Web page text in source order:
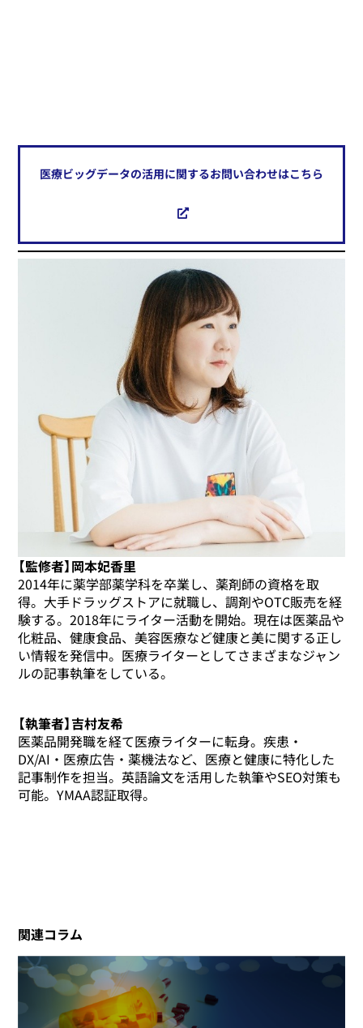
医療ビッグデータの活用に関するお問い合わせはこちら
【監修者】岡本妃香里
2014年に薬学部薬学科を卒業し、薬剤師の資格を取
得。大手ドラッグストアに就職し、調剤やOTC販売を経
験する。2018年にライター活動を開始。現在は医薬品や
化粧品、健康食品、美容医療など健康と美に関する正し
い情報を発信中。医療ライターとしてさまざまなジャン
ルの記事執筆をしている。
【執筆者】吉村友希
医薬品開発職を経て医療ライターに転身。疾患・
DX/AI・医療広告・薬機法など、医療と健康に特化した
記事制作を担当。英語論文を活用した執筆やSEO対策も
可能。YMAA認証取得。
関連コラム